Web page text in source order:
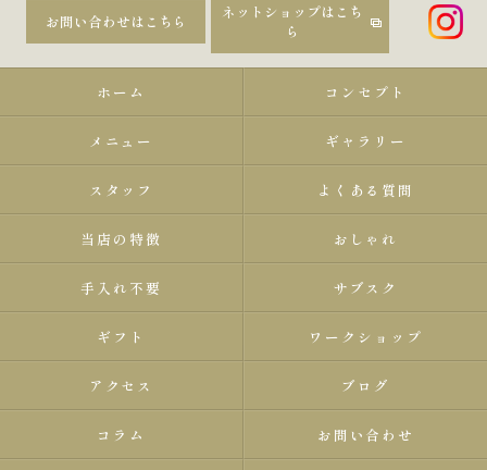
お問い合わせはこちら
ネットショップはこち
ら
ホーム コンセプト
メニュー ギャラリー
スタッフ よくある質問
当店の特徴 おしゃれ
手入れ不要 サブスク
ギフト ワークショップ
アクセス ブログ
コラム お問い合わせ